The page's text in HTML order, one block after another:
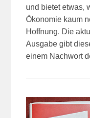
und bietet etwas,
Ökonomie kaum
Hoffnung. Die
Ausgabe gibt
einem Nachwort